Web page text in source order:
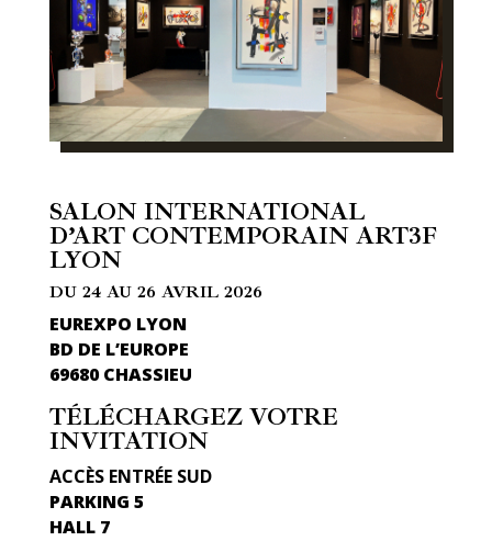
SALON INTERNATIONAL
D’ART CONTEMPORAIN ART3F
LYON
DU 24 AU 26 AVRIL 2026
EUREXPO LYON
BD DE L’EUROPE
69680 CHASSIEU
TÉLÉCHARGEZ VOTRE
INVITATION
ACCÈS ENTRÉE SUD
PARKING 5
HALL 7